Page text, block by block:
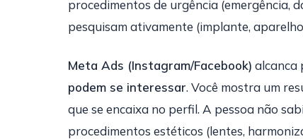
procedimentos de urgência (emergência,
pesquisam ativamente (implante,
Meta Ads (Instagram/Facebook) alcanca
podem se interessar. Você mostra um
que se encaixa no perfil. A pessoa não
procedimentos estéticos (lentes,